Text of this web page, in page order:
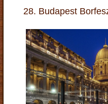
28. Budapest